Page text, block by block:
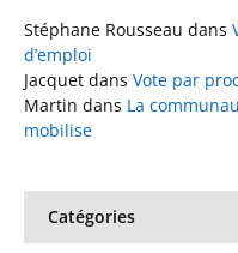
Stéphane Rousseau dans
d’emploi
Jacquet dans Vote par
Martin dans La
mobilise
Catégories